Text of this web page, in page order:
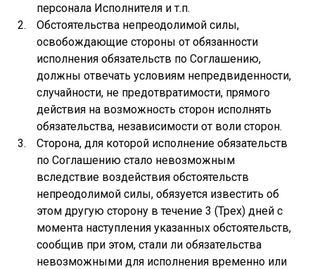
персонала Исполнителя и т.п.
Обстоятельства непреодолимой силы,
освобождающие стороны от обязанности
исполнения обязательств по Соглашению,
должны отвечать условиям непредвиденности,
случайности, не предотвратимости, прямого
действия на возможность сторон исполнять
обязательства, независимости от воли сторон.
Сторона, для которой исполнение обязательств
по Соглашению стало невозможным
вследствие воздействия обстоятельств
непреодолимой силы, обязуется известить об
этом другую сторону в течение 3 (Трех) дней с
момента наступления указанных обстоятельств,
сообщив при этом, стали ли обязательства
невозможными для исполнения временно или